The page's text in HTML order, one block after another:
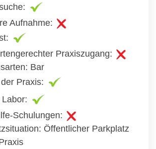
Aufnahme:
Praxiszugang:
Bar
Praxis:
Schulungen:
Öffentlicher Parkplatz